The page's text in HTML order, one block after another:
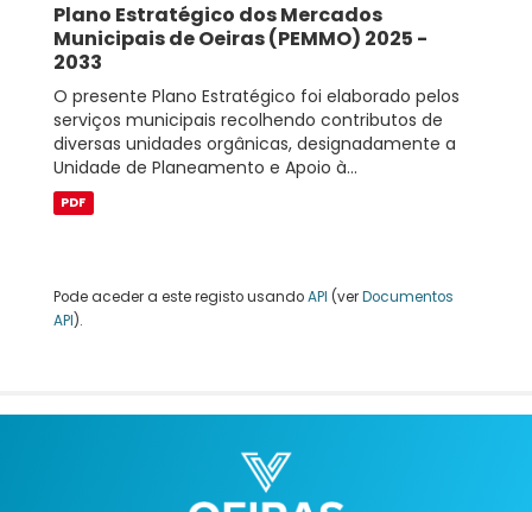
Plano Estratégico dos Mercados
Municipais de Oeiras (PEMMO) 2025 -
2033
O presente Plano Estratégico foi elaborado pelos
serviços municipais recolhendo contributos de
diversas unidades orgânicas, designadamente a
Unidade de Planeamento e Apoio à...
PDF
Pode aceder a este registo usandoAPI (verDocumentos
API).